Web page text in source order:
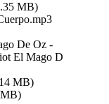
MB)
De Oz -
El Mago D
MB)